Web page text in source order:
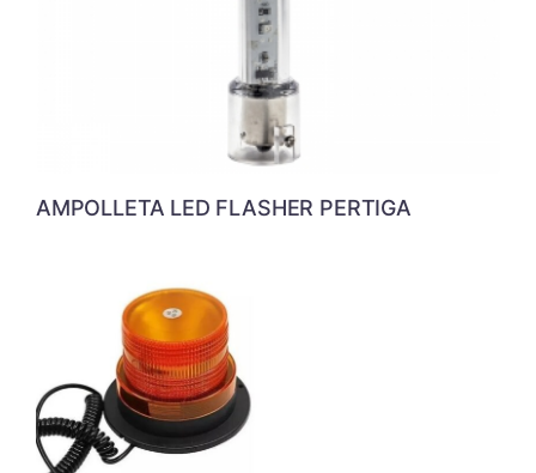
AMPOLLETA LED FLASHER PERTIGA